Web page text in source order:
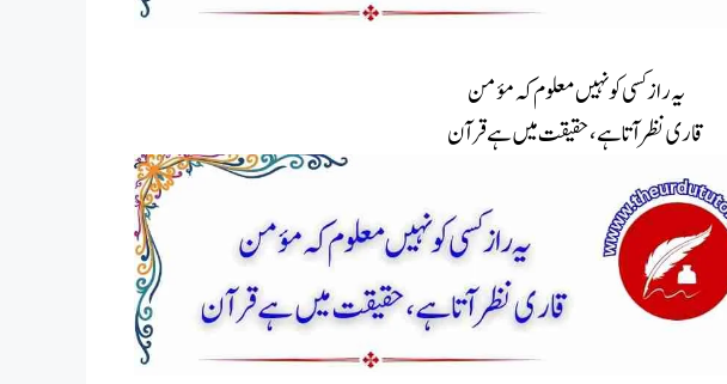
یہ راز کسی کو نہیں معلوم کہ مؤمن
قاری نظر آتا ہے، حقیقت میں ہے قرآن